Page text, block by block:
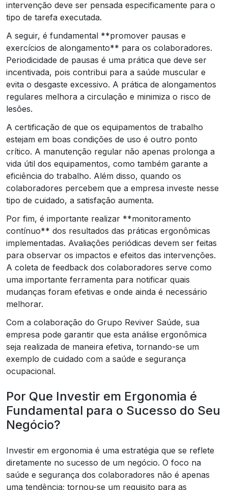
intervenção deve ser pensada especificamente para o
tipo de tarefa executada.
A seguir, é fundamental **promover pausas e
exercícios de alongamento** para os colaboradores.
Periodicidade de pausas é uma prática que deve ser
incentivada, pois contribui para a saúde muscular e
evita o desgaste excessivo. A prática de alongamentos
regulares melhora a circulação e minimiza o risco de
lesões.
A certificação de que os equipamentos de trabalho
estejam em boas condições de uso é outro ponto
crítico. A manutenção regular não apenas prolonga a
vida útil dos equipamentos, como também garante a
eficiência do trabalho. Além disso, quando os
colaboradores percebem que a empresa investe nesse
tipo de cuidado, a satisfação aumenta.
Por fim, é importante realizar **monitoramento
contínuo** dos resultados das práticas ergonômicas
implementadas. Avaliações periódicas devem ser feitas
para observar os impactos e efeitos das intervenções.
A coleta de feedback dos colaboradores serve como
uma importante ferramenta para notificar quais
mudanças foram efetivas e onde ainda é necessário
melhorar.
Com a colaboração do Grupo Reviver Saúde, sua
empresa pode garantir que esta análise ergonômica
seja realizada de maneira efetiva, tornando-se um
exemplo de cuidado com a saúde e segurança
ocupacional.
Por Que Investir em Ergonomia é
Fundamental para o Sucesso do Seu
Negócio?
Investir em ergonomia é uma estratégia que se reflete
diretamente no sucesso de um negócio. O foco na
saúde e segurança dos colaboradores não é apenas
uma tendência; tornou-se um requisito para as